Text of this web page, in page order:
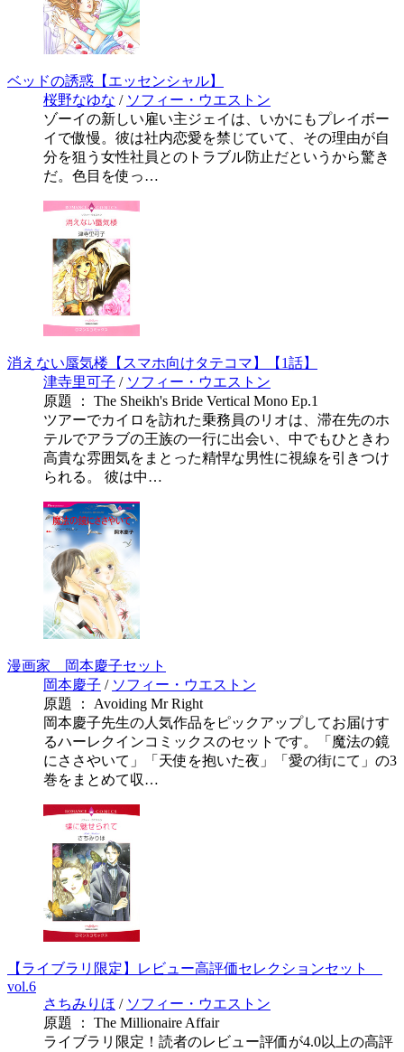
ベッドの誘惑【エッセンシャル】
桜野なゆな / ソフィー・ウエストン
ゾーイの新しい雇い主ジェイは、いかにもプレイボー
イで傲慢。彼は社内恋愛を禁じていて、その理由が自
分を狙う女性社員とのトラブル防止だというから驚き
だ。色目を使っ…
消えない蜃気楼【スマホ向けタテコマ】【1話】
津寺里可子 / ソフィー・ウエストン
原題 ： The Sheikh's Bride Vertical Mono Ep.1
ツアーでカイロを訪れた乗務員のリオは、滞在先のホ
テルでアラブの王族の一行に出会い、中でもひときわ
高貴な雰囲気をまとった精悍な男性に視線を引きつけ
られる。 彼は中…
漫画家 岡本慶子セット
岡本慶子 / ソフィー・ウエストン
原題 ： Avoiding Mr Right
岡本慶子先生の人気作品をピックアップしてお届けす
るハーレクインコミックスのセットです。「魔法の鏡
にささやいて」「天使を抱いた夜」「愛の街にて」の3
巻をまとめて収…
【ライブラリ限定】レビュー高評価セレクションセット
vol.6
さちみりほ / ソフィー・ウエストン
原題 ： The Millionaire Affair
ライブラリ限定！読者のレビュー評価が4.0以上の高評